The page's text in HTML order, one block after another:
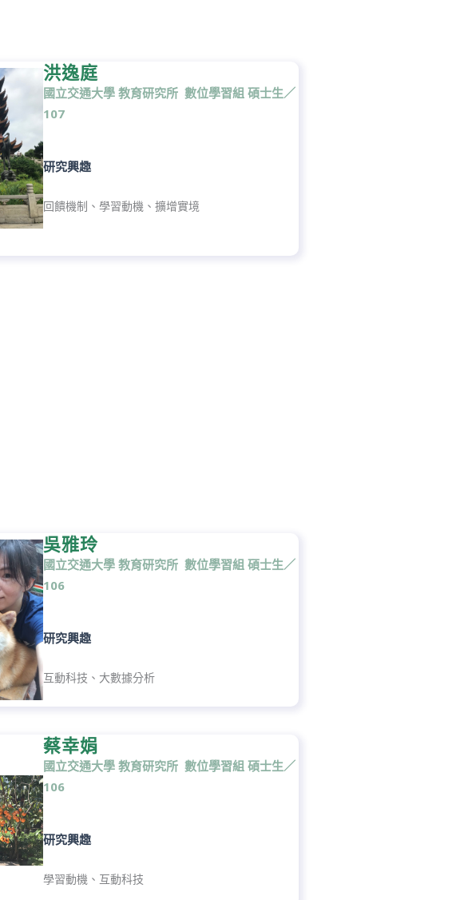
洪逸庭
國立交通大學 教育研究所 數位學習組 碩士生／
107
研究興趣
回饋機制、學習動機、擴增實境
吳雅玲
國立交通大學 教育研究所 數位學習組 碩士生／
106
研究興趣
互動科技、大數據分析
蔡幸娟
國立交通大學 教育研究所 數位學習組 碩士生／
106
研究興趣
學習動機、互動科技